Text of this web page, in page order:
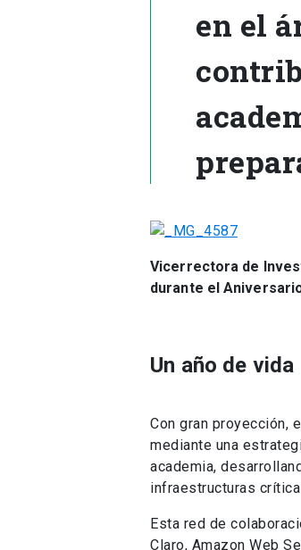
en el
Vicerrectora de
durante el
Un año de vida
Con gran proyección,
mediante una
academia,
infraestructuras
Esta red de
Claro, Amazon Web